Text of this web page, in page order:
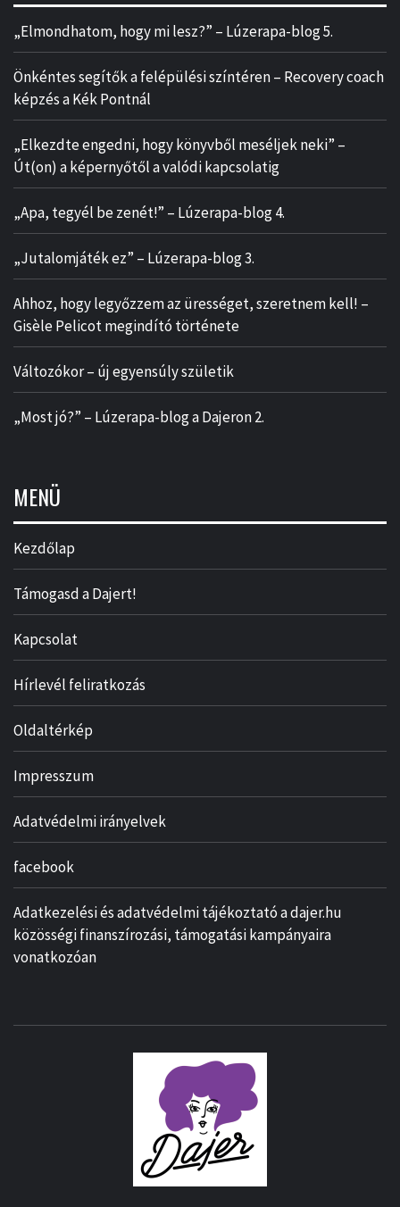
„Elmondhatom, hogy mi lesz?” – Lúzerapa-blog 5.
Önkéntes segítők a felépülési színtéren – Recovery coach
képzés a Kék Pontnál
„Elkezdte engedni, hogy könyvből meséljek neki” –
Út(on) a képernyőtől a valódi kapcsolatig
„Apa, tegyél be zenét!” – Lúzerapa-blog 4.
„Jutalomjáték ez” – Lúzerapa-blog 3.
Ahhoz, hogy legyőzzem az ürességet, szeretnem kell! –
Gisèle Pelicot megindító története
Változókor – új egyensúly születik
„Most jó?” – Lúzerapa-blog a Dajeron 2.
MENÜ
Kezdőlap
Támogasd a Dajert!
Kapcsolat
Hírlevél feliratkozás
Oldaltérkép
Impresszum
Adatvédelmi irányelvek
facebook
Adatkezelési és adatvédelmi tájékoztató a dajer.hu
közösségi finanszírozási, támogatási kampányaira
vonatkozóan